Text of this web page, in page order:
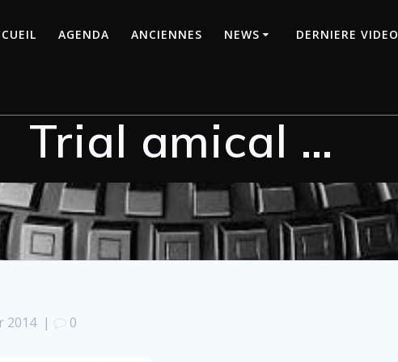
AGENDA ANCIENNES NEWS DERNIERE VIDEO
Trial amical …
2014| 0